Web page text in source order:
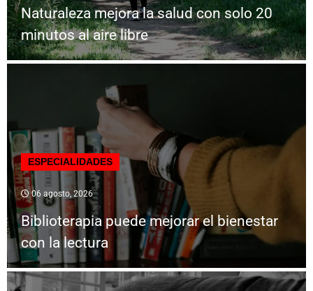
Naturaleza mejora la salud con solo 20
minutos al aire libre
ESPECIALIDADES
06 agosto, 2026
Biblioterapia puede mejorar el bienestar
con la lectura